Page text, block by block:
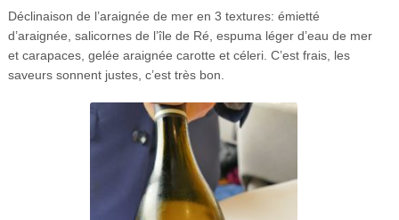
Déclinaison de l’araignée de mer en 3 textures: émietté
d’araignée, salicornes de l’île de Ré, espuma léger d’eau de mer
et carapaces, gelée araignée carotte et céleri. C’est frais, les
saveurs sonnent justes, c’est très bon.